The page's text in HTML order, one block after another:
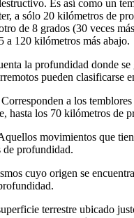
Es así como un
a sólo 20 kilómetros de
de 8 grados (30 veces
a 120 kilómetros más abajo.
la profundidad donde se
pueden clasificarse
Corresponden a los
hasta los 70 kilómetros de
movimientos que
profundidad.
cuyo origen se
terrestre ubicado